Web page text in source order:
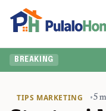
BREAKING
TIPS MARKETING •5